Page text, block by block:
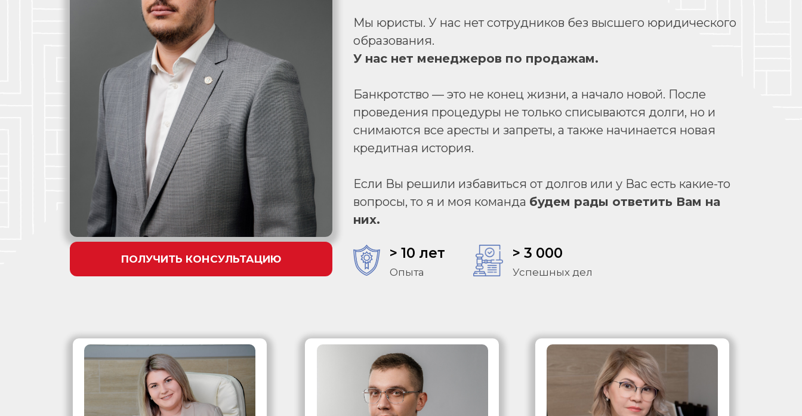
Мы юристы. У нас нет сотрудников без высшего юридического
образования.
У нас нет менеджеров по продажам.
Банкротство — это не конец жизни, а начало новой. После
проведения процедуры не только списываются долги, но и
снимаются все аресты и запреты, а также начинается новая
кредитная история.
Если Вы решили избавиться от долгов или у Вас есть какие-то
вопросы, то я и моя команда будем рады ответить Вам на
них.
Опыта
> 10 лет
Успешных дел
> 3 000
ПОЛУЧИТЬ КОНСУЛЬТАЦИЮ